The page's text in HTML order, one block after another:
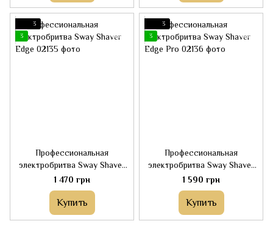
3
3
Профессиональная
электробритва Sway Shaver
Edge
1 470 грн
Купить
3
3
Профессиональная
электробритва Sway Shaver
Edge Pro
1 590 грн
Купить